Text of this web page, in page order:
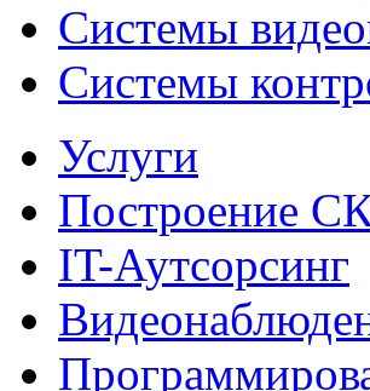
Системы
Системы
Услуги
Построение
IT-Аутсорсинг